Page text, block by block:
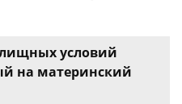
условий
на материнский